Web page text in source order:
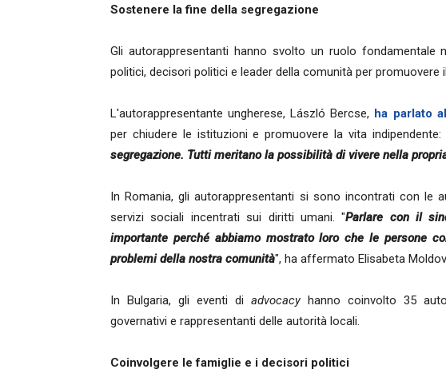
Sostenere la fine della segregazione
Gli autorappresentanti hanno svolto un ruolo fondamentale
politici, decisori politici e leader della comunità per promuovere
L'autorappresentante ungherese, László Bercse, ha parlato
per chiudere le istituzioni e promuovere la vita indipendente:
segregazione. Tutti meritano la possibilità di vivere nella
In Romania, gli autorappresentanti si sono incontrati con le
servizi sociali incentrati sui diritti umani. "Parlare con il
importante perché abbiamo mostrato loro che le persone
problemi della nostra comunità", ha affermato Elisabeta
In Bulgaria, gli eventi di advocacy hanno coinvolto 35
governativi e rappresentanti delle autorità locali.
Coinvolgere le famiglie e i decisori politici